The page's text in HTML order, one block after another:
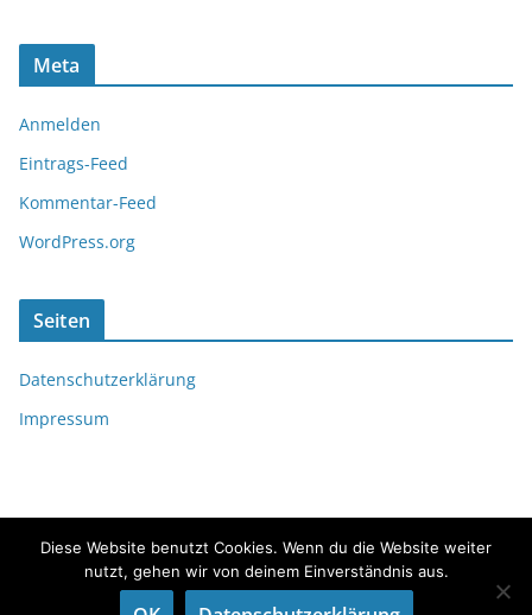
Meta
Anmelden
Eintrags-Feed
Kommentar-Feed
WordPress.org
Seiten
Datenschutzerklärung
Impressum
Copyright © 2026 fördeflüsterer. Alle Rechte vorbehalten.
Diese Website benutzt Cookies. Wenn du die Website weiter
nutzt, gehen wir von deinem Einverständnis aus.